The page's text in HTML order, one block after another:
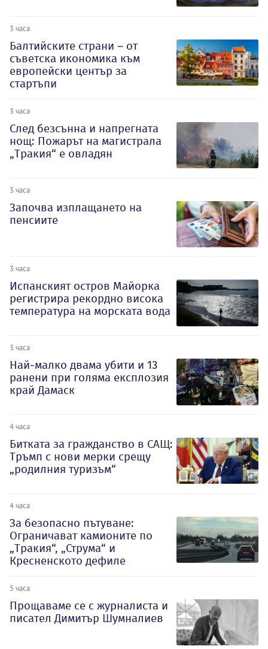
3 часа
Балтийските страни – от
съветска икономика към
европейски център за
стартъпи
3 часа
След безсънна и напрегната
нощ: Пожарът на магистрала
„Тракия“ е овладян
3 часа
Започва изплащането на
пенсиите
3 часа
Испанският остров Майорка
регистрира рекордно висока
температура на морската вода
3 часа
Най-малко двама убити и 13
ранени при голяма експлозия
край Дамаск
4 часа
Битката за гражданство в САЩ:
Тръмп с нови мерки срещу
„родилния туризъм“
4 часа
За безопасно пътуване:
Ограничават камионите по
„Тракия“, „Струма“ и
Кресненското дефиле
5 часа
Прощаваме се с журналиста и
писател Димитър Шумналиев